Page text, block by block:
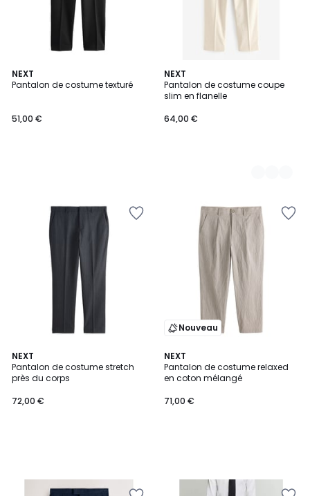
NEXT
Pantalon de costume texturé
51,00 €
NEXT
Pantalon de costume coupe
slim en flanelle
64,00 €
3
Couleurs
NEXT
Pantalon de costume stretch
près du corps
72,00 €
Nouveau
NEXT
Pantalon de costume relaxed
en coton mélangé
71,00 €